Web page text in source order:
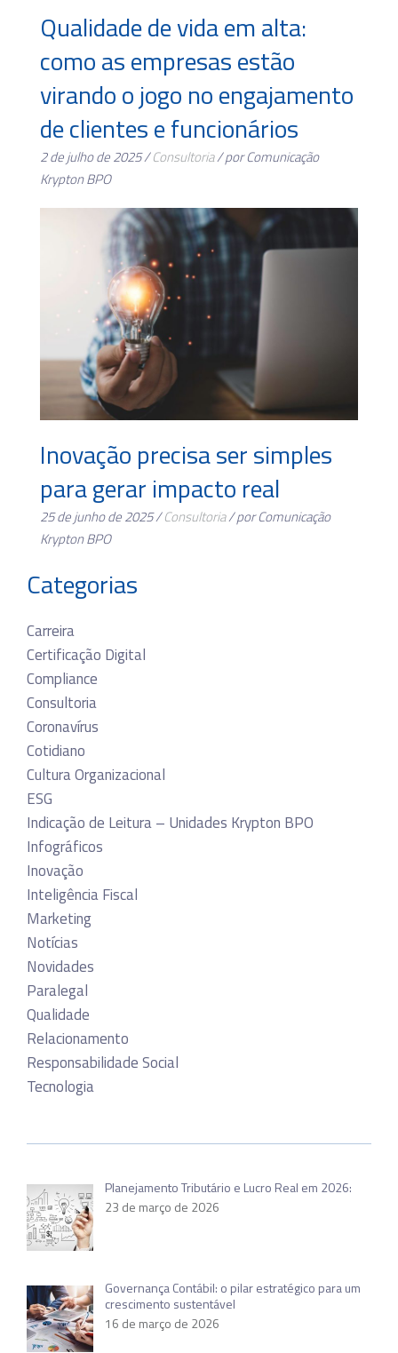
Qualidade de vida em alta:
como as empresas estão
virando o jogo no engajamento
de clientes e funcionários
2 de julho de 2025 /Consultoria/ por Comunicação
Krypton BPO
Inovação precisa ser simples
para gerar impacto real
25 de junho de 2025 /Consultoria/ por Comunicação
Krypton BPO
Categorias
Carreira
Certificação Digital
Compliance
Consultoria
Coronavírus
Cotidiano
Cultura Organizacional
ESG
Indicação de Leitura – Unidades Krypton BPO
Infográficos
Inovação
Inteligência Fiscal
Marketing
Notícias
Novidades
Paralegal
Qualidade
Relacionamento
Responsabilidade Social
Tecnologia
Planejamento Tributário e Lucro Real em 2026:
23 de março de 2026
Governança Contábil: o pilar estratégico para um
crescimento sustentável
16 de março de 2026